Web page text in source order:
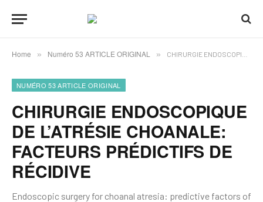
Home » Numéro 53 ARTICLE ORIGINAL » CHIRURGIE ENDOSCOPIQUE DE L’ATRÉSIE CHOANALE: FACTEURS PRÉDICTIFS DE RÉCIDIVE
NUMÉRO 53 ARTICLE ORIGINAL
CHIRURGIE ENDOSCOPIQUE
DE L’ATRÉSIE CHOANALE:
FACTEURS PRÉDICTIFS DE
RÉCIDIVE
Endoscopic surgery for choanal atresia: predictive factors of